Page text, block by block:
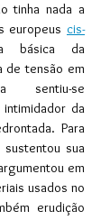
tinha nada a
europeus cis-
básica da
de tensão em
sentiu-se
da
Para
sua
em
usados no
erudição